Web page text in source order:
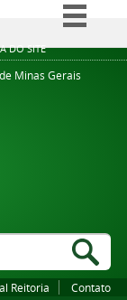
DO SITE
BR
Minas Gerais
Reitoria Contato